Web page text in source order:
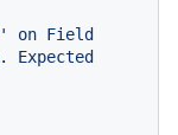
on Field
Expected